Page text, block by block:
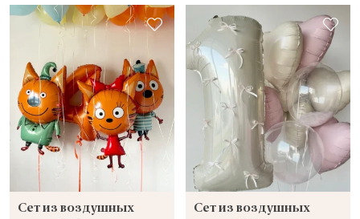
Сет из воздушных
Сет из воздушных